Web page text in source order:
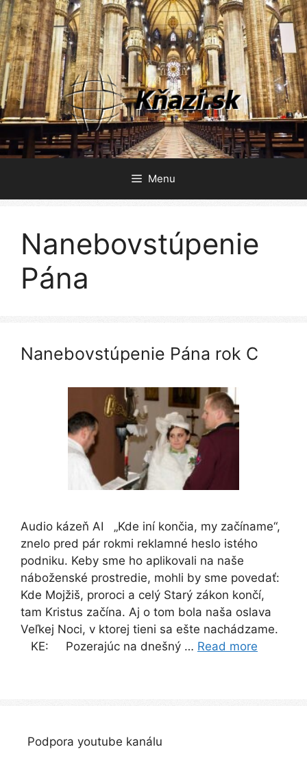
Preskočiť
na
obsah
Menu
Nanebovstúpenie
Pána
Nanebovstúpenie Pána rok C
Audio kázeň AI „Kde iní končia, my začíname“,
znelo pred pár rokmi reklamné heslo istého
podniku. Keby sme ho aplikovali na naše
náboženské prostredie, mohli by sme povedať:
Kde Mojžiš, proroci a celý Starý zákon končí,
tam Kristus začína. Aj o tom bola naša oslava
Veľkej Noci, v ktorej tieni sa ešte nachádzame.
KE: Pozerajúc na dnešný … Read more
Podpora youtube kanálu